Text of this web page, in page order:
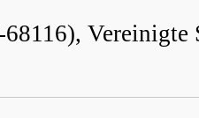
Vereinigte